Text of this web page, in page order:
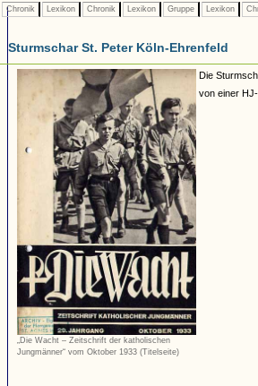
Chronik Lexikon Chronik Lexikon Gruppe Lexikon
Sturmschar St. Peter Köln-Ehrenfeld
„Die Wacht – Zeitschrift der katholischen
Jungmänner“ vom Oktober 1933 (Titelseite)
Die
von einer